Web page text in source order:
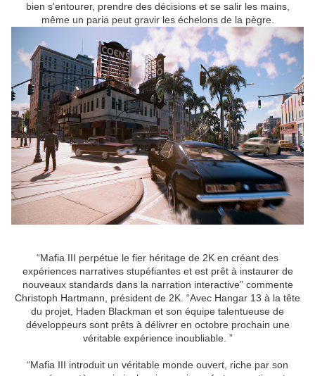
bien s'entourer, prendre des décisions et se salir les mains,
même un paria peut gravir les échelons de la pègre.
“Mafia III perpétue le fier héritage de 2K en créant des
expériences narratives stupéfiantes et est prêt à instaurer de
nouveaux standards dans la narration interactive” commente
Christoph Hartmann, président de 2K. “Avec Hangar 13 à la tête
du projet, Haden Blackman et son équipe talentueuse de
développeurs sont prêts à délivrer en octobre prochain une
véritable expérience inoubliable. ”
“Mafia III introduit un véritable monde ouvert, riche par son